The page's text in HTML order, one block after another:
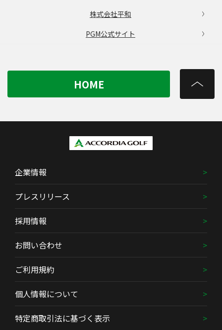
株式会社平和
PGM公式サイト
HOME
企業情報
プレスリリース
採用情報
お問い合わせ
ご利用規約
個人情報について
特定商取引法に基づく表示